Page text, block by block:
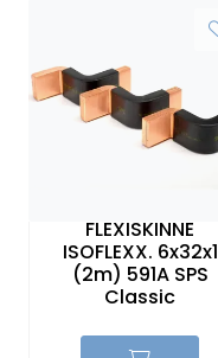
FLEXISKINNE
ISOFLEXX. 6x32x1
(2m) 591A SPS
Classic